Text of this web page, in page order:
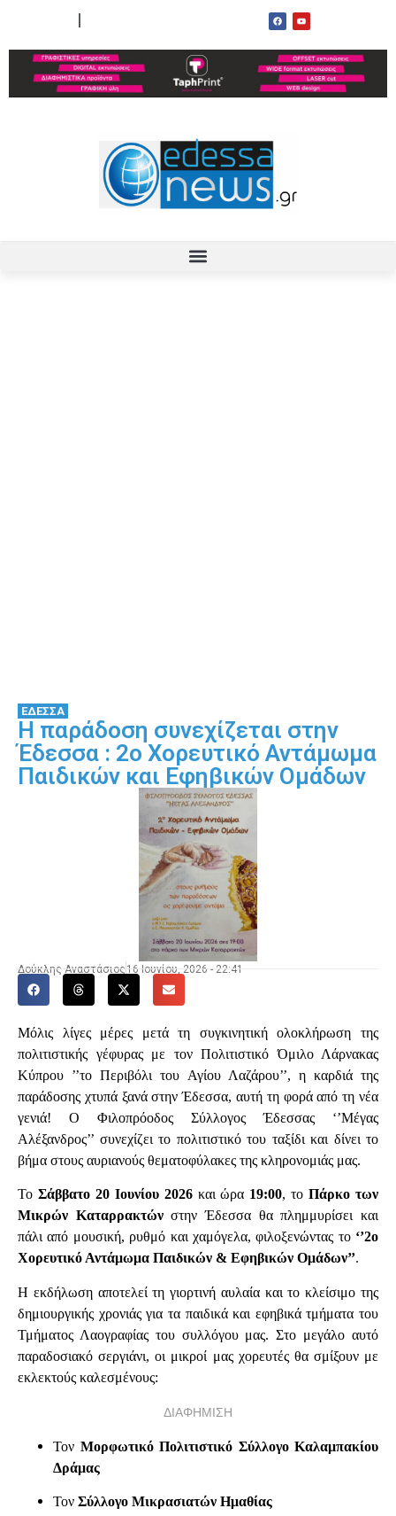
ΕΔΕΣΣΑ
Η παράδοση συνεχίζεται στην
Έδεσσα : 2ο Χορευτικό Αντάμωμα
Παιδικών και Εφηβικών Ομάδων
Δούκλης Αναστάσιος 16 Ιουνίου, 2026 - 22:41
Μόλις λίγες μέρες μετά τη συγκινητική ολοκλήρωση της
πολιτιστικής γέφυρας με τον Πολιτιστικό Όμιλο Λάρνακας
Κύπρου ’’το Περιβόλι του Αγίου Λαζάρου’’, η καρδιά της
παράδοσης χτυπά ξανά στην Έδεσσα, αυτή τη φορά από τη νέα
γενιά! Ο Φιλοπρόοδος Σύλλογος Έδεσσας ‘’Μέγας
Αλέξανδρος’’ συνεχίζει το πολιτιστικό του ταξίδι και δίνει το
βήμα στους αυριανούς θεματοφύλακες της κληρονομιάς μας.
Το Σάββατο 20 Ιουνίου 2026και ώρα 19:00, τοΠάρκο των
Μικρών Καταρρακτώνστην Έδεσσα θα πλημμυρίσει και
πάλι από μουσική, ρυθμό και χαμόγελα, φιλοξενώντας το ‘’2ο
Χορευτικό Αντάμωμα Παιδικών & Εφηβικών Ομάδων’’.
Η εκδήλωση αποτελεί τη γιορτινή αυλαία και το κλείσιμο της
δημιουργικής χρονιάς για τα παιδικά και εφηβικά τμήματα του
Τμήματος Λαογραφίας του συλλόγου μας. Στο μεγάλο αυτό
παραδοσιακό σεργιάνι, οι μικροί μας χορευτές θα σμίξουν με
εκλεκτούς καλεσμένους:
ΔΙΑΦΗΜΙΣΗ
Τον Μορφωτικό Πολιτιστικό Σύλλογο Καλαμπακίου
Δράμας
Τον Σύλλογο Μικρασιατών Ημαθίας